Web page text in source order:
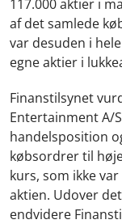
117.000 aktier i
af det samlede
var desuden i
egne aktier i
Finanstilsynet
Entertainment A/
handelsposition
købsordrer til
kurs, som ikke
aktien. Udover
endvidere